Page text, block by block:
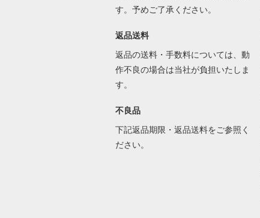
す。予めご了承ください。
返品送料
返品の送料・手数料については、動
作不良の場合は当社が負担いたしま
す。
不良品
下記返品期限・返品送料をご参照く
ださい。